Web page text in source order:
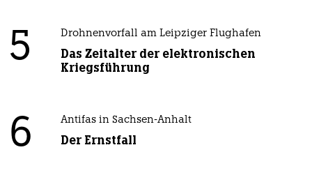
5 Drohnenvorfall am Leipziger Flughafen
Das Zeitalter der elektronischen
Kriegsführung
6 Antifas in Sachsen-Anhalt
Der Ernstfall